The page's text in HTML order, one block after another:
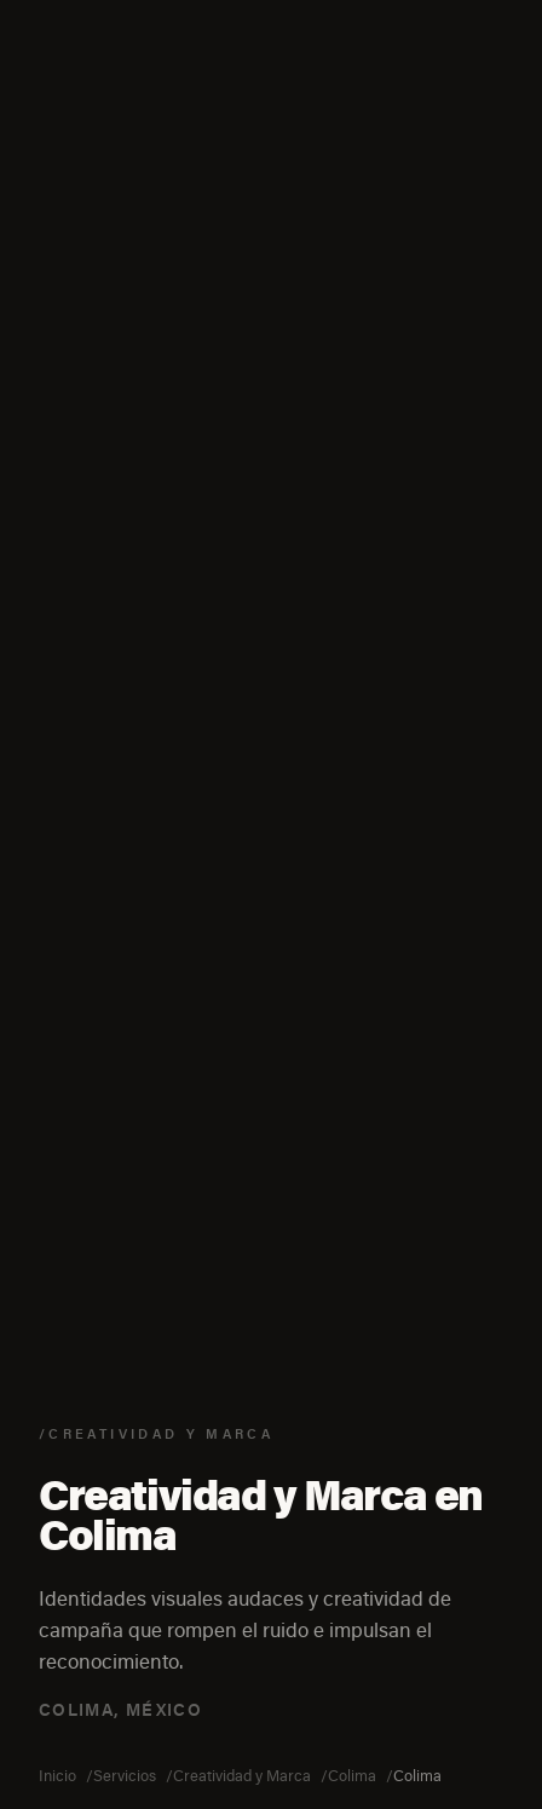
/CREATIVIDAD Y MARCA
Creatividad y Marca en
Colima
Identidades visuales audaces y creatividad de
campaña que rompen el ruido e impulsan el
reconocimiento.
COLIMA, MÉXICO
Inicio Servicios Creatividad y Marca Colima Colima